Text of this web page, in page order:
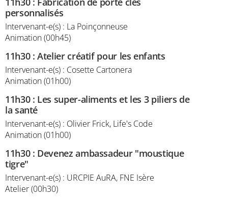
personnalisés
Intervenant-e(s) : La Poinçonneuse
Animation (00h45)
11h30:Atelier créatif pour les enfants
Intervenant-e(s) : Cosette Cartonera
Animation (01h00)
11h30: Les super-aliments et les 3 piliers de
la santé
Intervenant-e(s) : Olivier Frick, Life's Code
Animation (01h00)
11h30: Devenez ambassadeur "moustique
tigre"
Intervenant-e(s) : URCPIE AuRA, FNE Isère
Atelier (00h30)